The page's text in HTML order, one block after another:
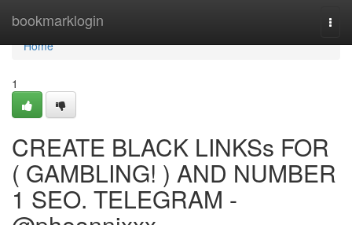
bookmarklogin
Home
Home
1
CREATE BLACK LINKSs FOR
( GAMBLING! ) AND NUMBER
1 SEO. TELEGRAM -